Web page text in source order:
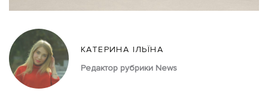
КАТЕРИНА ІЛЬЇНА
Редактор рубрики News